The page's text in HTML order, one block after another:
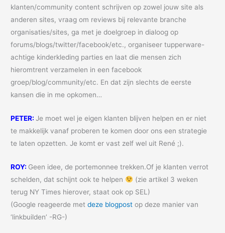
klanten/community content schrijven op zowel jouw site als
anderen sites, vraag om reviews bij relevante branche
organisaties/sites, ga met je doelgroep in dialoog op
forums/blogs/twitter/facebook/etc., organiseer tupperware-
achtige kinderkleding parties en laat die mensen zich
hieromtrent verzamelen in een facebook
groep/blog/community/etc. En dat zijn slechts de eerste
kansen die in me opkomen…
PETER: Je moet wel je eigen klanten blijven helpen en er niet
te makkelijk vanaf proberen te komen door ons een strategie
te laten opzetten. Je komt er vast zelf wel uit René ;).
ROY: Geen idee, de portemonnee trekken.Of je klanten verrot
schelden, dat schijnt ook te helpen
(zie artikel 3 weken
terug NY Times hierover, staat ook op SEL)
(Google reageerde metdeze blogpost op deze manier van
‘linkbuilden’ -RG-)